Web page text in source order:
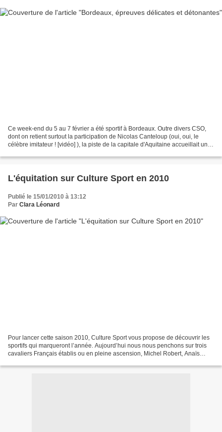
Ce week-end du 5 au 7 février a été sportif à Bordeaux. Outre divers CSO,
dont on retient surtout la participation de Nicolas Canteloup (oui, oui, le
célèbre imitateur ! [vidéo] ), la piste de la capitale d'Aquitaine accueillait une
L'équitation sur Culture Sport en 2010
Publié le 15/01/2010 à 13:12
Par Clara Léonard
Pour lancer cette saison 2010, Culture Sport vous propose de découvrir les
sportifs qui marqueront l’année. Aujourd’hui nous nous penchons sur trois
cavaliers Français établis ou en pleine ascension, Michel Robert, Anaïs